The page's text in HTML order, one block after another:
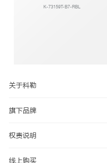
K-73159T-B7-RBL
关于科勒
旗下品牌
权责说明
线上购买